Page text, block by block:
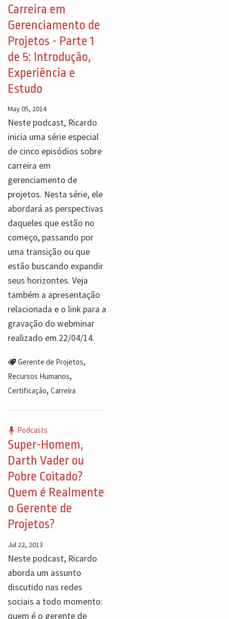
Carreira em
Gerenciamento de
Projetos - Parte 1
de 5: Introdução,
Experiência e
Estudo
May 05, 2014
Neste podcast, Ricardo
inicia uma série especial
de cinco episódios sobre
carreira em
gerenciamento de
projetos. Nesta série, ele
abordará as perspectivas
daqueles que estão no
começo, passando por
uma transição ou que
estão buscando expandir
seus horizontes. Veja
também a apresentação
relacionada e o link para a
gravação do webminar
realizado em 22/04/14.
Gerente de Projetos,
Recursos Humanos,
Certificação, Carreira
Podcasts
Super-Homem,
Darth Vader ou
Pobre Coitado?
Quem é Realmente
o Gerente de
Projetos?
Jul 22, 2013
Neste podcast, Ricardo
aborda um assunto
discutido nas redes
sociais a todo momento:
quem é o gerente de